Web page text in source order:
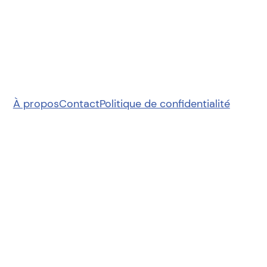
À proposContactPolitique de confidentialité